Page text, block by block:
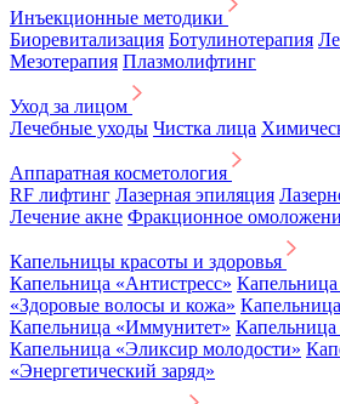
Инъекционные методики
Биоревитализация Ботулинотерапия
Мезотерапия Плазмолифтинг
Уход за лицом
Лечебные уходы Чистка лица
Аппаратная косметология
RF лифтинг Лазерная эпиляция
Лечение акне Фракционное
Капельницы красоты и здоровья
Капельница «Антистресс»
«Здоровые волосы и кожа»
Капельница «Иммунитет»
Капельница «Эликсир молодости»
«Энергетический заряд»